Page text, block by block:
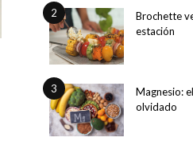
2
Brochette
estación
3
Magnesio:
olvidado